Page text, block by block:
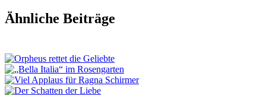
Facebook
X
LinkedIn
E-
Mail
Ähnliche Beiträge